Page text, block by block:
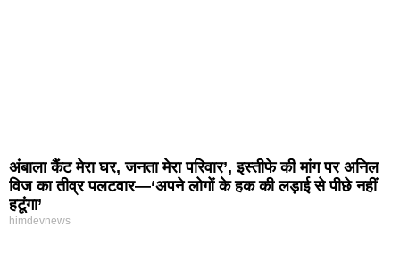
अंबाला कैंट मेरा घर, जनता मेरा परिवार’, इस्तीफे की मांग पर अनिल
विज का तीव्र पलटवार—‘अपने लोगों के हक की लड़ाई से पीछे नहीं
हटूंगा’
himdevnews